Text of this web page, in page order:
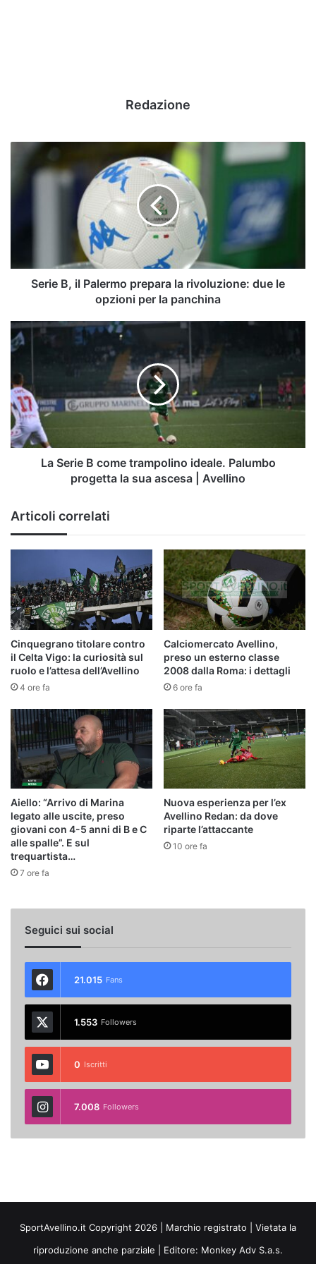
Redazione
Serie
le
opzioni
panchina
Serie B, il Palermo prepara la rivoluzione: due le
opzioni per la panchina
La
Serie
come
trampolino
ideale.
Palumbo
progetta
la
La Serie B come trampolino ideale. Palumbo
progetta la sua ascesa | Avellino
Articoli correlati
Cinquegrano titolare contro
il Celta Vigo: la curiosità sul
ruolo e l’attesa dell’Avellino
4 ore fa
Calciomercato Avellino,
preso un esterno classe
2008 dalla Roma: i dettagli
6 ore fa
Aiello: “Arrivo di Marina
legato alle uscite, preso
giovani con 4-5 anni di B e C
alle spalle”. E sul
trequartista…
7 ore fa
Nuova esperienza per l’ex
Avellino Redan: da dove
riparte l’attaccante
10 ore fa
Seguici sui social
21.015 Fans
1.553 Followers
0 Iscritti
7.008 Followers
SportAvellino.it Copyright 2026 | Marchio registrato | Vietata la
riproduzione anche parziale | Editore: Monkey Adv S.a.s.